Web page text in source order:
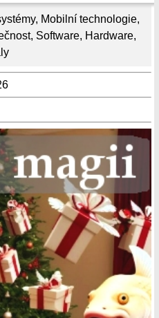
, Mobilní technologie,
, Software, Hardware,